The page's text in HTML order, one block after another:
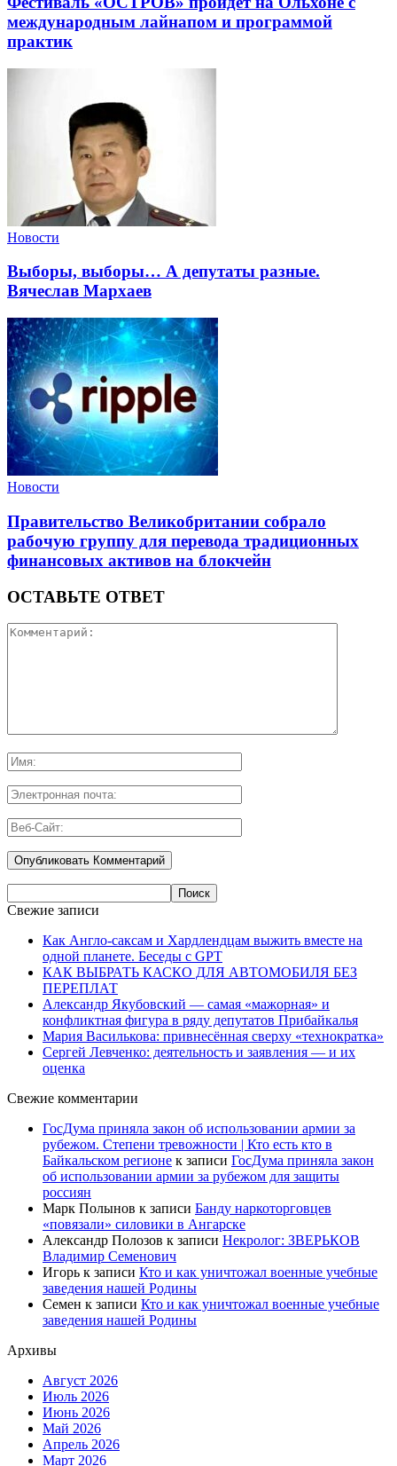
международным лайнапом и программой
практик
Новости
Выборы, выборы… А депутаты разные.
Вячеслав Мархаев
Новости
Правительство Великобритании собрало
рабочую группу для перевода традиционных
финансовых активов на блокчейн
ОСТАВЬТЕ ОТВЕТ
Свежие записи
Как Англо-саксам и Хардлендцам выжить вместе на
одной планете. Беседы с GPT
КАК ВЫБРАТЬ КАСКО ДЛЯ АВТОМОБИЛЯ БЕЗ
ПЕРЕПЛАТ
Александр Якубовский — самая «мажорная» и
конфликтная фигура в ряду депутатов Прибайкалья
Мария Василькова: привнесённая сверху «технократка»
Сергей Левченко: деятельность и заявления — и их
оценка
Свежие комментарии
ГосДума приняла закон об использовании армии за
рубежом. Степени тревожности | Кто есть кто в
Байкальском регионе к записи ГосДума приняла закон
об использовании армии за рубежом для защиты
россиян
Марк Полынов к записи Банду наркоторговцев
«повязали» силовики в Ангарске
Александр Полозов к записи Некролог: ЗВЕРЬКОВ
Владимир Семенович
Игорь к записи Кто и как уничтожал военные учебные
заведения нашей Родины
Семен к записи Кто и как уничтожал военные учебные
заведения нашей Родины
Архивы
Август 2026
Июль 2026
Июнь 2026
Май 2026
Апрель 2026
Март 2026